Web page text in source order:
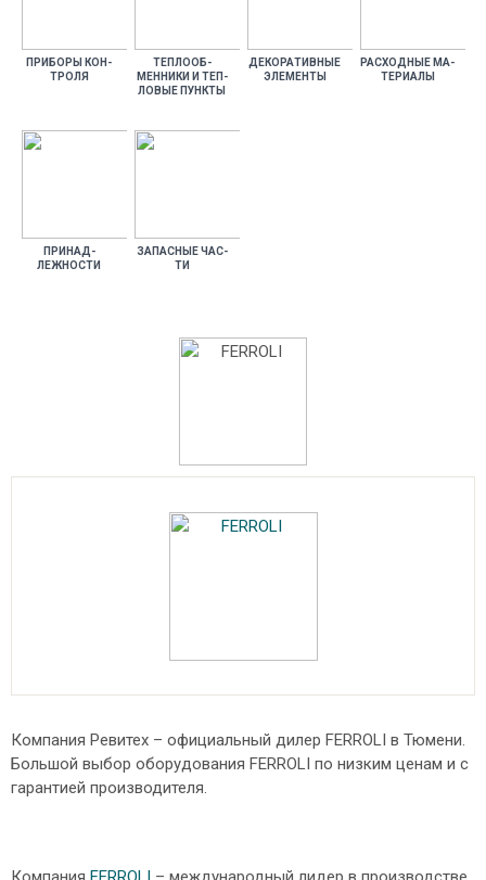
ПРИ­БОРЫ КОН­
ТРО­ЛЯ
ТЕП­ЛО­ОБ­
МЕННИ­КИ И ТЕП­
ЛО­ВЫЕ ПУН­КТЫ
ДЕ­КОРА­ТИВ­НЫЕ
ЭЛЕ­МЕН­ТЫ
РАС­ХОДНЫЕ МА­
ТЕРИ­АЛЫ
ПРИ­НАД­
ЛЕЖНОС­ТИ
ЗА­ПАС­НЫЕ ЧАС­
ТИ
Компания Ревитех – официальный дилер FERROLI в Тюмени.
Большой выбор оборудования FERROLI по низким ценам и с
гарантией производителя.